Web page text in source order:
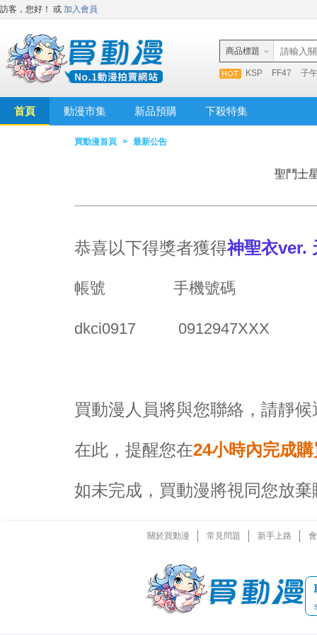
訪客，您好！ 或 加入會員
商品標題
KSP FF47 子
首頁 動漫市集 新品預購 下殺特集
買動漫首頁 > 最新公告
聖鬥士
恭喜以下得獎者獲得神聖衣ver.
帳號 手機號碼
dkci0917 0912947XXX
買動漫人員將與您聯絡，請靜候
在此，提醒您在24小時內完成
如未完成，買動漫將視同您放
關於買動漫 常見問題 新手上路